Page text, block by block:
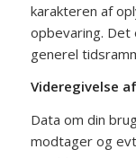
karakteren af
opbevaring. Det
generel
Videregivelse
Data om din
modtager og